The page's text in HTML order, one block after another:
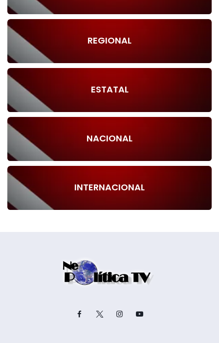
REGIONAL
ESTATAL
NACIONAL
INTERNACIONAL